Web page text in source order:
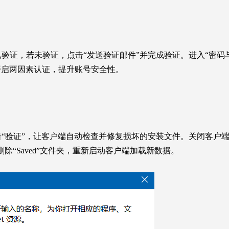
证，若未验证，点击“发送验证邮件”并完成验证。进入“密码
两因素认证，提升账号安全性。
证”，让客户端自动检查并修复损坏的安装文件。关闭客户
除“Saved”文件夹，重新启动客户端加载新数据。